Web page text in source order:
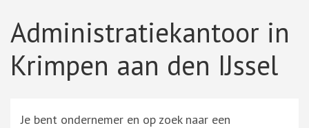
Administratiekantoor in
Krimpen aan den IJssel
Je bent ondernemer en op zoek naar een